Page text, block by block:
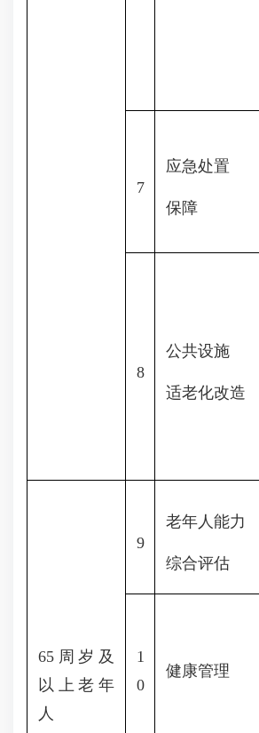
7
应急处置
保障
8
公共设施
适老化改造
65周岁及
以上老年
人
9
老年人能力
综合评估
1
0
健康管理